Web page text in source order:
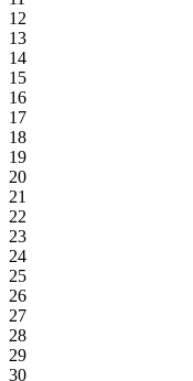
12
13
14
15
16
17
18
19
20
21
22
23
24
25
26
27
28
29
30